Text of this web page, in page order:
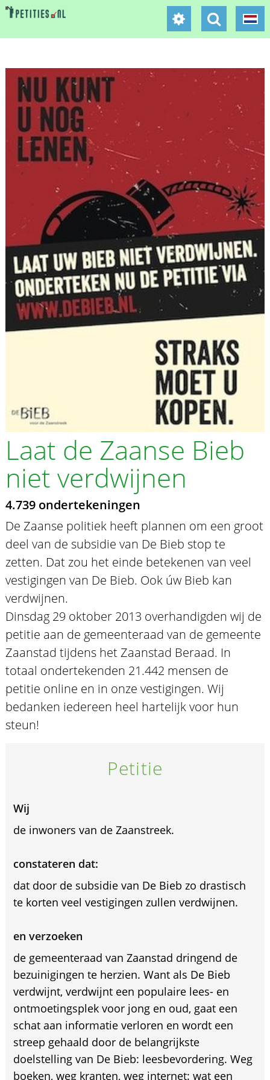
Laat de Zaanse Bieb
niet verdwijnen
4.739 ondertekeningen
De Zaanse politiek heeft plannen om een groot
deel van de subsidie van De Bieb stop te
zetten. Dat zou het einde betekenen van veel
vestigingen van De Bieb. Ook úw Bieb kan
verdwijnen.
Dinsdag 29 oktober 2013 overhandigden wij de
petitie aan de gemeenteraad van de gemeente
Zaanstad tijdens het Zaanstad Beraad. In
totaal ondertekenden 21.442 mensen de
petitie online en in onze vestigingen. Wij
bedanken iedereen heel hartelijk voor hun
steun!
Petitie
Wij
de inwoners van de Zaanstreek.
constateren dat:
dat door de subsidie van De Bieb zo drastisch
te korten veel vestigingen zullen verdwijnen.
en verzoeken
de gemeenteraad van Zaanstad dringend de
bezuinigingen te herzien. Want als De Bieb
verdwijnt, verdwijnt een populaire lees- en
ontmoetingsplek voor jong en oud, gaat een
schat aan informatie verloren en wordt een
streep gehaald door de belangrijkste
doelstelling van De Bieb: leesbevordering. Weg
boeken, weg kranten, weg internet: wat een